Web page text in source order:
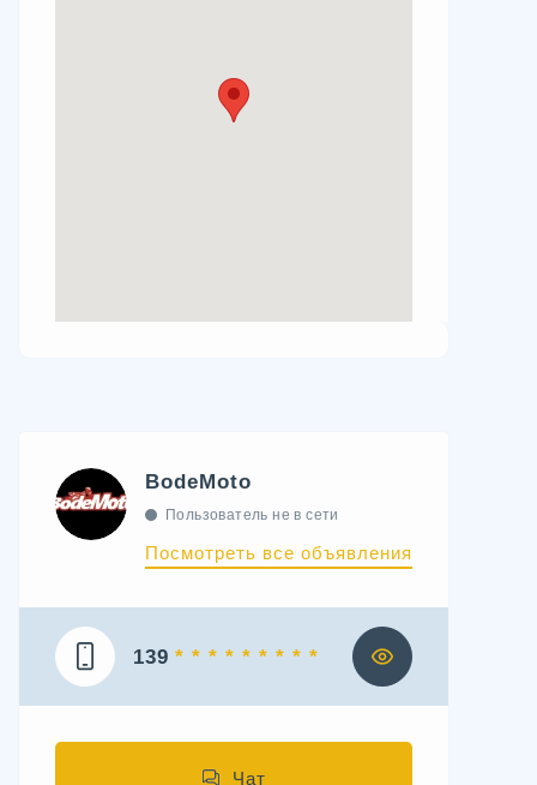
BodeMoto
Пользователь не в сети
Посмотреть все объявления
139 * * * * * * * * *
Чат